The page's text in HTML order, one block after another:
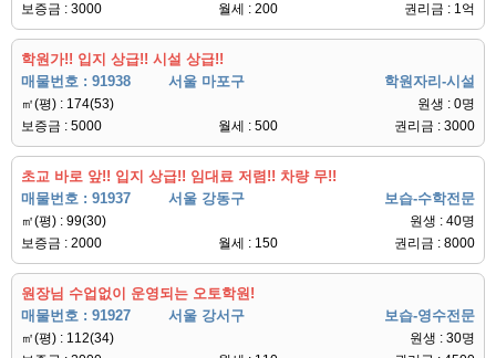
보증금 : 3000
월세 : 200 권리금 : 1억
학원가!! 입지 상급!! 시설 상급!!
매물번호 : 91938
서울 마포구 학원자리-시설
㎡(평) : 174(53)
원생 : 0명
보증금 : 5000
월세 : 500 권리금 : 3000
초교 바로 앞!! 입지 상급!! 임대료 저렴!! 차량 무!!
매물번호 : 91937
서울 강동구 보습-수학전문
㎡(평) : 99(30)
원생 : 40명
보증금 : 2000
월세 : 150 권리금 : 8000
원장님 수업없이 운영되는 오토학원!
매물번호 : 91927
서울 강서구 보습-영수전문
㎡(평) : 112(34)
원생 : 30명